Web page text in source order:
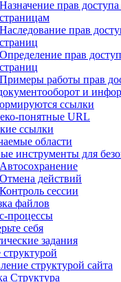
Назначение прав
страницам
Наследование прав
страниц
Определение прав
страниц
Примеры работы прав
и
ссылки
понятные URL
ссылки
области
инструменты для
Автосохранение
Отмена действий
Контроль сессии
файлов
процессы
себя
задания
структурой сайта
Структура